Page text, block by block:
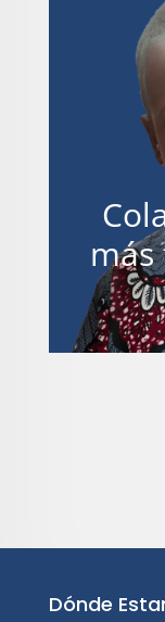
Dónde